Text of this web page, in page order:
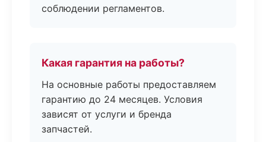
соблюдении регламентов.
Какая гарантия на работы?
На основные работы предоставляем
гарантию до 24 месяцев. Условия
зависят от услуги и бренда
запчастей.